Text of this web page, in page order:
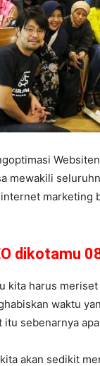
mewakili
marketing
dikotamu
kita harus
waktu
sebenarnya
akan sedikit